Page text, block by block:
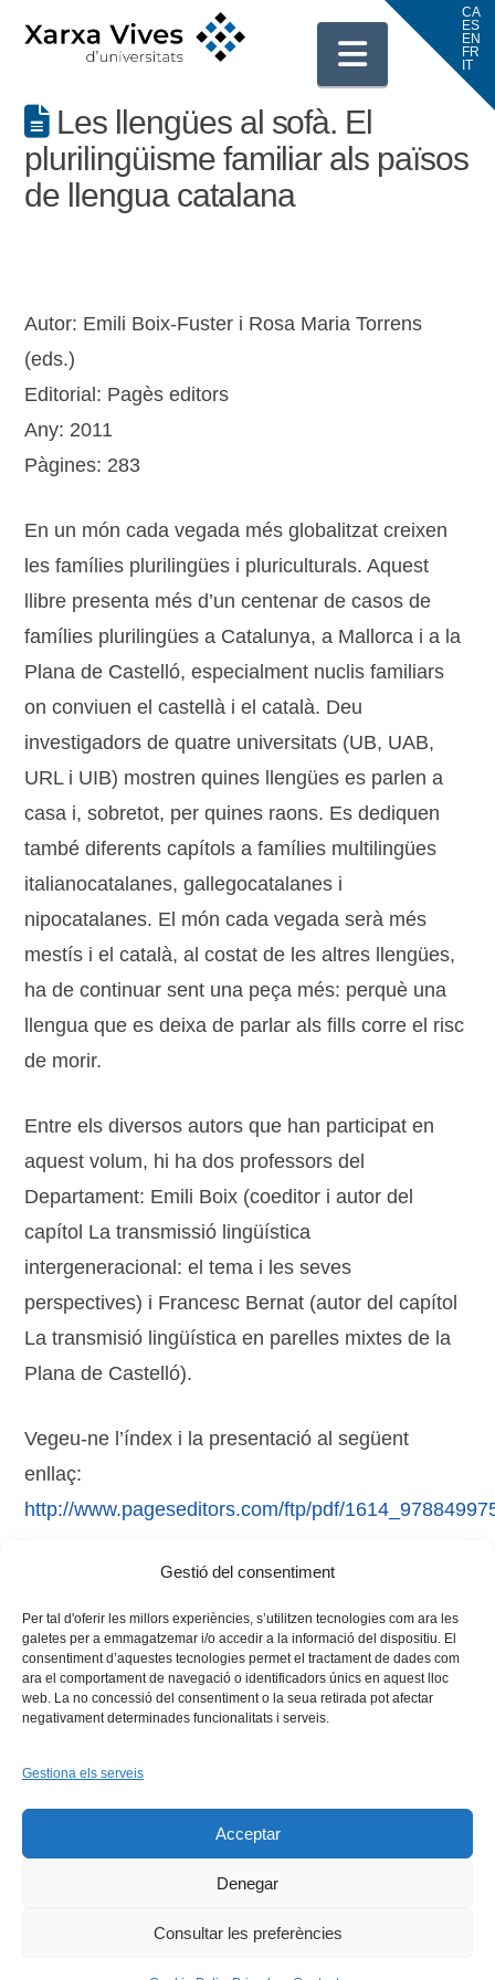
Gestió del consentiment
Per tal d'oferir les millors experiències, s’utilitzen tecnologies com ara les
galetes per a emmagatzemar i/o accedir a la informació del dispositiu. El
consentiment d’aquestes tecnologies permet el tractament de dades com
ara el comportament de navegació o identificadors únics en aquest lloc
web. La no concessió del consentiment o la seua retirada pot afectar
negativament determinades funcionalitats i serveis.
Gestiona els serveis
Acceptar
Denegar
Consultar les preferències
Les llengües al sofà. El
plurilingüisme familiar als països
de llengua catalana
Autor: Emili Boix-Fuster i Rosa Maria Torrens
(eds.)
Editorial: Pagès editors
Any: 2011
Pàgines: 283
En un món cada vegada més globalitzat creixen
les famílies plurilingües i pluriculturals. Aquest
llibre presenta més d’un centenar de casos de
famílies plurilingües a Catalunya, a Mallorca i a la
Plana de Castelló, especialment nuclis familiars
on conviuen el castellà i el català. Deu
investigadors de quatre universitats (UB, UAB,
URL i UIB) mostren quines llengües es parlen a
casa i, sobretot, per quines raons. Es dediquen
també diferents capítols a famílies multilingües
italianocatalanes, gallegocatalanes i
nipocatalanes. El món cada vegada serà més
mestís i el català, al costat de les altres llengües,
ha de continuar sent una peça més: perquè una
llengua que es deixa de parlar als fills corre el risc
de morir.
Entre els diversos autors que han participat en
aquest volum, hi ha dos professors del
Departament: Emili Boix (coeditor i autor del
capítol La transmissió lingüística
intergeneracional: el tema i les seves
perspectives) i Francesc Bernat (autor del capítol
La transmisió lingüística en parelles mixtes de la
Plana de Castelló).
Vegeu-ne l’índex i la presentació al següent
enllaç:
http://www.pageseditors.com/ftp/pdf/
Filologia Catalana
Instagram
Flickr
INICI QUI SOM
PROGRAMES
DESENVOLUPAMENT SOSTENIBLE
AVÍS LEGAL
Copyright © 2026 - Xarxa Vives d'Universitats